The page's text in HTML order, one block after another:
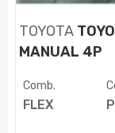
TOYOTA
MANUAL 4P
Comb.
FLEX